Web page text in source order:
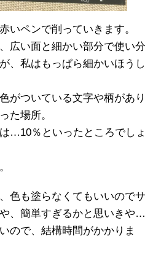
いペンで削っていきます。
広い面と細かい部分で使い分
、私はもっぱら細かいほうし
がついている文字や柄があり
た場所。
…10％といったところでしょ
色も塗らなくてもいいのでサ
、簡単すぎるかと思いきや…
ので、結構時間がかかりま